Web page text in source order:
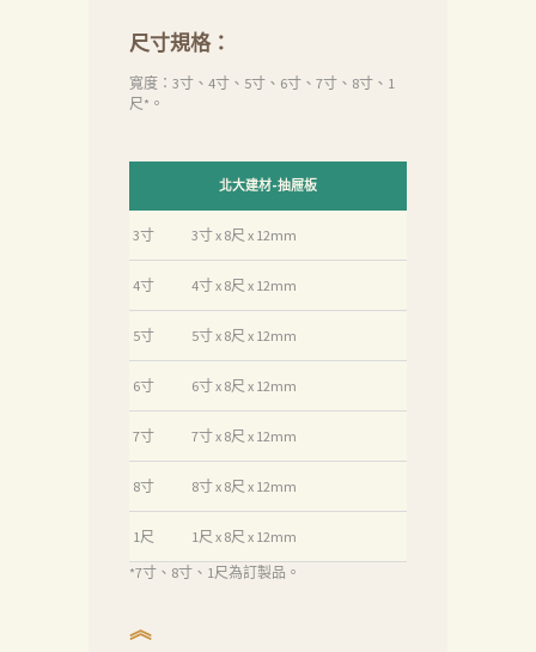
尺寸規格：
寬度：3寸、4寸、5寸、6寸、7寸、8寸、1
尺*。
北大建材-抽屜板
3寸 3寸 x 8尺 x 12mm
4寸 4寸 x 8尺 x 12mm
5寸 5寸 x 8尺 x 12mm
6寸 6寸 x 8尺 x 12mm
7寸 7寸 x 8尺 x 12mm
8寸 8寸 x 8尺 x 12mm
1尺
1尺 x 8尺 x 12mm
*7寸、8寸、1尺為訂製品。
︽